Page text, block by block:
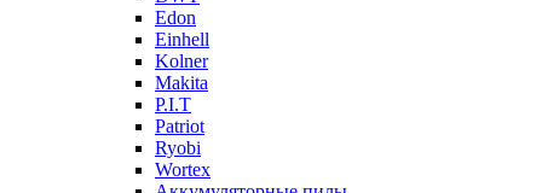
Edon
Einhell
Kolner
Makita
P.I.T
Patriot
Ryobi
Wortex